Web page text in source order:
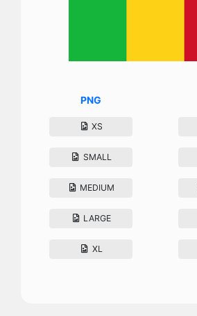
PNG
XS
SMALL
MEDIUM
LARGE
XL